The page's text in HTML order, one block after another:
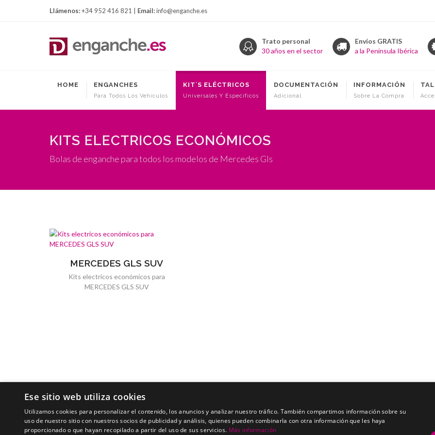
Llámenos:+34 952 416 821 | Email:info@enganche.es
Trato personal
30 años en el sector
Envíos GRATIS
a la Península Ibérica
HOME ENGANCHES
Para Todos Los Vehículos
KIT´S ELÉCTRICOS
Universales Y Específicos
DOCUMENTACIÓN
Adicional
INFORMACIÓN
Sobre La Compra
KITS ELECTRICOS ECONÓMICOS
Bolas de enganche para todos los modelos de Mercedes Gls
MERCEDES GLS SUV
Kits electricos económicos para
MERCEDES GLS SUV
Ese sitio web utiliza cookies
Utilizamos cookies para personalizar el contenido, los anuncios y analizar nuestro tráfico. También compartimos información sobre su
uso de nuestro sitio con nuestros socios de publicidad y análisis, quienes pueden combinarla con otra información que les haya
proporcionado o que hayan recopilado a partir del uso de sus servicios. Más información